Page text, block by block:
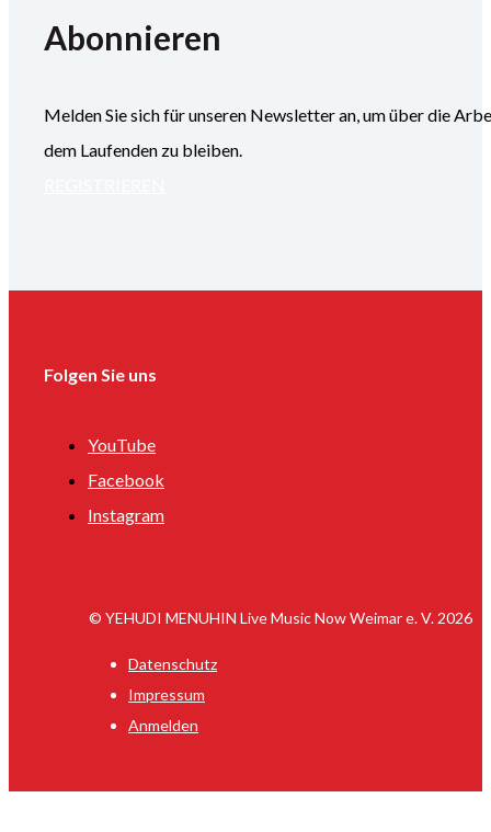
Abonnieren
Melden Sie sich für unseren Newsletter an, um über die
dem Laufenden zu bleiben.
Folgen Sie uns
YouTube
Facebook
Instagram
© YEHUDI MENUHIN Live Music Now Weimar e. V. 2026
Datenschutz
Impressum
Anmelden